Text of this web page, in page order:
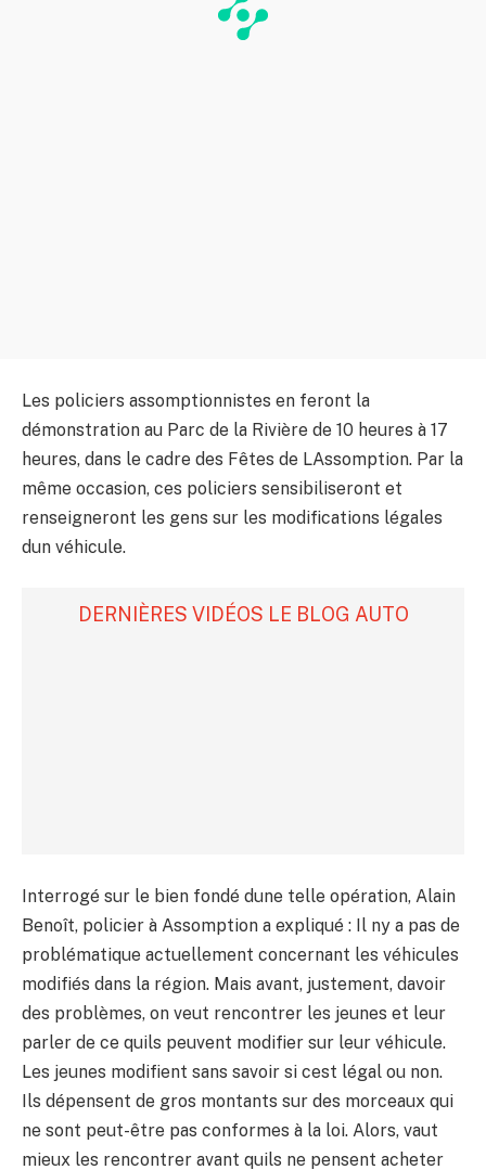
Les policiers assomptionnistes en feront la
démonstration au Parc de la Rivière de 10 heures à 17
heures, dans le cadre des Fêtes de LAssomption. Par la
même occasion, ces policiers sensibiliseront et
renseigneront les gens sur les modifications légales
dun véhicule.
DERNIÈRES VIDÉOS LE BLOG AUTO
Interrogé sur le bien fondé dune telle opération, Alain
Benoît, policier à Assomption a expliqué : Il ny a pas de
problématique actuellement concernant les véhicules
modifiés dans la région. Mais avant, justement, davoir
des problèmes, on veut rencontrer les jeunes et leur
parler de ce quils peuvent modifier sur leur véhicule.
Les jeunes modifient sans savoir si cest légal ou non.
Ils dépensent de gros montants sur des morceaux qui
ne sont peut-être pas conformes à la loi. Alors, vaut
mieux les rencontrer avant quils ne pensent acheter